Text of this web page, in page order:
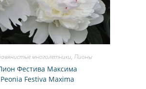
многолетники, Пионы
Фестива Максима
Peonia Festiva Maxima